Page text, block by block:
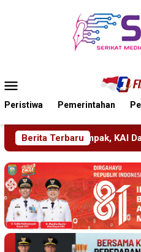
Mobile
Peristiwa Pemerintahan
Berita Terbaru
7 Gerak Cepat Pulihkan